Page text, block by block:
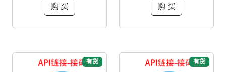
购 买 购 买
有货 有货